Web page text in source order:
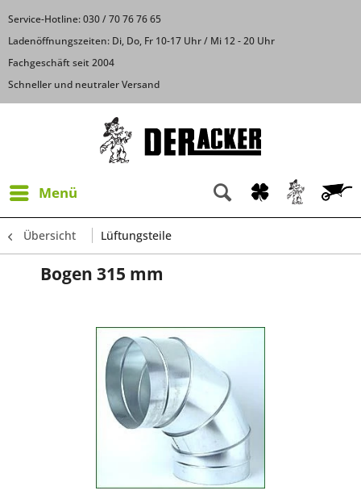
Service-Hotline: 030 / 70 76 76 65
Ladenöffnungszeiten: Di, Do, Fr 10-17 Uhr / Mi 12 - 20 Uhr
Fachgeschäft seit 2004
Schneller und neutraler Versand
Menü
Übersicht Lüftungsteile
Bogen 315 mm